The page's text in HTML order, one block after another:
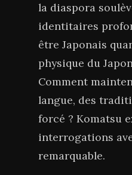
la diaspora
identitaires
être Japonais
physique du
Comment
langue, des
forcé ? Komatsu
interrogations
remarquable.